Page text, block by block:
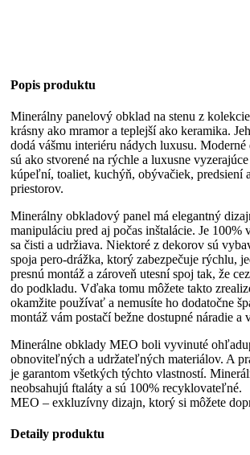
Popis produktu
Minerálny panelový obklad na stenu z
krásny ako mramor a teplejší ako keramika.
dodá vášmu interiéru nádych luxusu.
sú ako stvorené na rýchle a luxusne
kúpeľní, toaliet, kuchýň, obývačiek, predsiení
priestorov.
Minerálny obkladový panel má elegantný
manipuláciu pred aj počas inštalácie. Je
sa čisti a udržiava. Niektoré z dekorov sú
spoja pero-drážka, ktorý zabezpečuje rýchlu,
presnú montáž a zároveň utesní spoj tak, že
do podkladu. Vďaka tomu môžete takto
okamžite používať a nemusíte ho dodatočne
montáž vám postačí bežne dostupné náradie a
Minerálne obklady MEO boli vyvinuté
obnoviteľných a udržateľných materiálov. A
je garantom všetkých týchto vlastností.
neobsahujú ftaláty a sú 100% recyklovateľné.
MEO – exkluzívny dizajn, ktorý si môžete
Detaily produktu